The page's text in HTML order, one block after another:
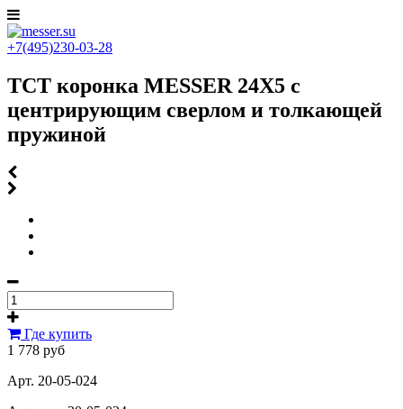
+7(495)230-03-28
ТСТ коронка MESSER 24X5 с
центрирующим сверлом и толкающей
пружиной
Где купить
1 778 руб
Арт. 20-05-024